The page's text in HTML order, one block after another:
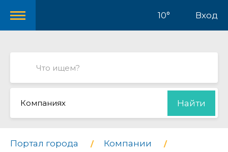
10° Вход
Компаниях Найти
Портал города
Компании